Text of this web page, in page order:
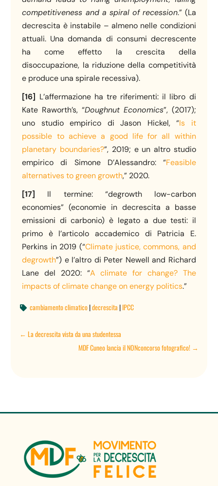
competitiveness and a spiral of recession.” (La
decrescita è instabile – almeno nelle condizioni
attuali. Una domanda di consumi decrescente
ha come effetto la crescita della
disoccupazione, la riduzione della competitività
e produce una spirale recessiva).
[16] L’affermazione ha tre riferimenti: il libro di
Kate Raworth’s, “Doughnut Economics”, (2017);
uno studio empirico di Jason Hickel, “Is it
possible to achieve a good life for all within
planetary boundaries?”, 2019; e un altro studio
empirico di Simone D’Alessandro: “Feasible
alternatives to green growth,” 2020.
[17] Il termine: “degrowth low-carbon
economies” (economie in decrescita a basse
emissioni di carbonio) è legato a due testi: il
primo è l’articolo accademico di Patricia E.
Perkins in 2019 (“Climate justice, commons, and
degrowth”) e l’altro di Peter Newell and Richard
Lane del 2020: “A climate for change? The
impacts of climate change on energy politics.”
 cambiamento climatico|decrescita|IPCC
←La decrescita vista da una studentessa
MDF Cuneo lancia il NONconcorso fotografico!→